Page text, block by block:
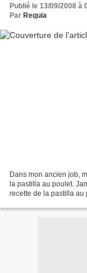
Publié le 13/09/2008 à
Par Requia
Dans mon ancien job,
la pastilla au poulet.
recette de la pastilla au